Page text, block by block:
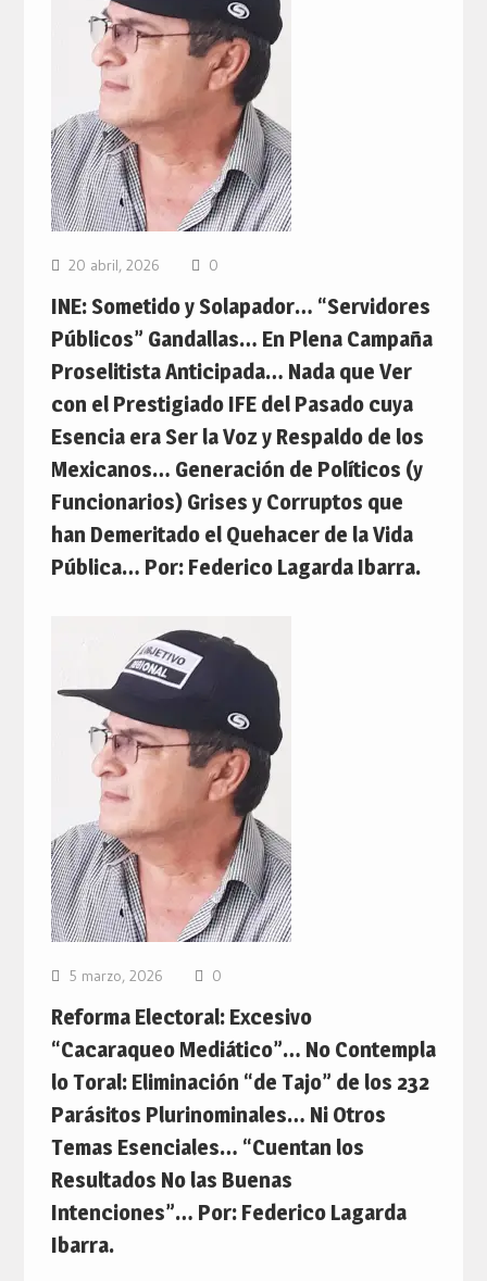
20 abril, 2026 0
INE: Sometido y Solapador… “Servidores
Públicos” Gandallas… En Plena Campaña
Proselitista Anticipada… Nada que Ver
con el Prestigiado IFE del Pasado cuya
Esencia era Ser la Voz y Respaldo de los
Mexicanos… Generación de Políticos (y
Funcionarios) Grises y Corruptos que
han Demeritado el Quehacer de la Vida
Pública… Por: Federico Lagarda Ibarra.
5 marzo, 2026 0
Reforma Electoral: Excesivo
“Cacaraqueo Mediático”… No Contempla
lo Toral: Eliminación “de Tajo” de los 232
Parásitos Plurinominales… Ni Otros
Temas Esenciales… “Cuentan los
Resultados No las Buenas
Intenciones”… Por: Federico Lagarda
Ibarra.